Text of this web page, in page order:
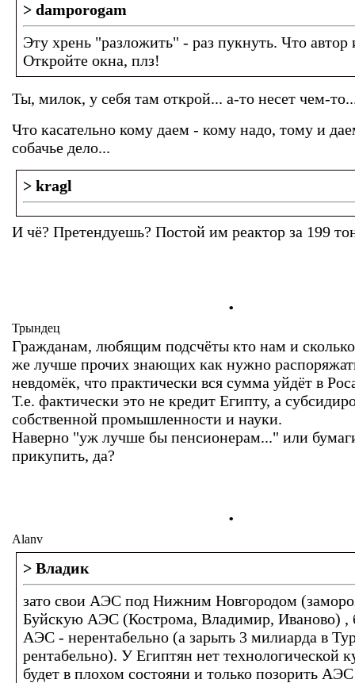
> damporogam
Эту хрень "разложить" - раз пукнуть. Что автор
Откройте окна, плз!
Ты, милок, у себя там открой... а-то несет чем-
Что касательно кому даем - кому надо, тому и
собачье дело...
> kragl
И чё? Претендуешь? Постой им реактор за 199
.
Трындец
Гражданам, любящим подсчёты кто нам и
же лучше прочих знающих как нужно
невдомёк, что практически вся сумма уйдёт в
Т.е. фактически это не кредит Египту, а
собственной промышленности и науки.
Наверно "уж лучше бы пенсионерам..." или
прикупить, да?
.
Alanv
> Владик
зато свои АЭС под Нижним Новгородом
Буйскую АЭС (Кострома, Владимир, Иваново) ,
АЭС - нерентабельно (а зарыть 3 милиарда в
рентабельно). У Египтян нет технологической
будет в плохом состояни и только позорить